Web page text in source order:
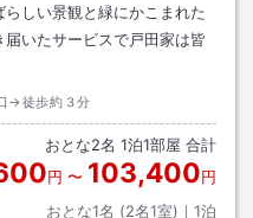
しい景観と緑にかこまれた
いたサービスで戸田家は皆
→徒歩約３分
おとな2名 1泊1部屋 合計
円 〜 103,400円
おとな1名 (2名1室)｜ 1泊